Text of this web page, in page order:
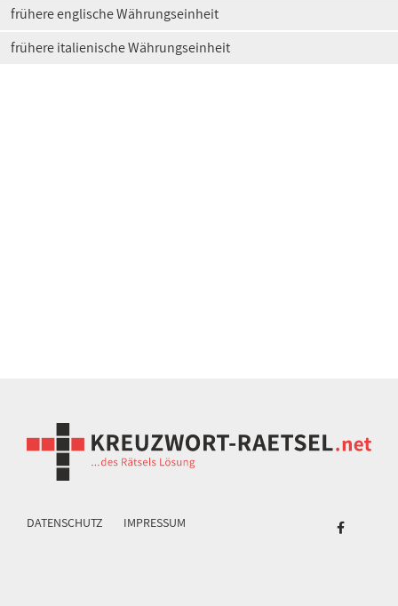
frühere englische Währungseinheit
frühere italienische Währungseinheit
DATENSCHUTZ IMPRESSUM